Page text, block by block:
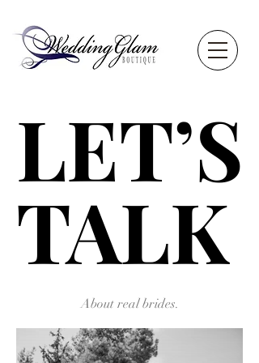
LET’S
TALK
LET’S
TALK
About real brides.